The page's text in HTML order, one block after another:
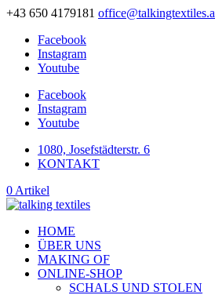
+43 650 4179181
Facebook
Instagram
Youtube
Facebook
Instagram
Youtube
1080, Josefstädterstr. 6
KONTAKT
0 Artikel
HOME
ÜBER UNS
MAKING OF
ONLINE-SHOP
SCHALS UND STOLEN